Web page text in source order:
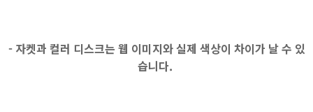
- 자켓과 컬러 디스크는 웹 이미지와 실제 색상이 차이가 날 수 있
습니다.